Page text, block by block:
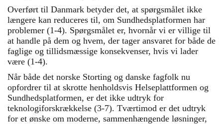
Overført til Danmark betyder det, at spørgsmålet ikke
længere kan reduceres til, om Sundhedsplatformen har
problemer (1-4). Spørgsmålet er, hvornår vi er villige til
at handle på dem og hvem, der tager ansvaret for både de
faglige og tillidsmæssige konsekvenser, hvis vi lader
være (1-4).
Når både det norske Storting og danske fagfolk nu
opfordrer til at skrotte henholdsvis Helseplattformen og
Sundhedsplatformen, er det ikke udtryk for
teknologiforskrækkelse (3-7). Tværtimod er det udtryk
for et ønske om moderne, sammenhængende løsninger,